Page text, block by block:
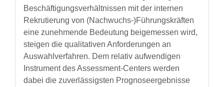
Beschäftigungsverhältnissen mit der internen
Rekrutierung von (Nachwuchs-)Führungskräften
eine zunehmende Bedeutung beigemessen wird,
steigen die qualitativen Anforderungen an
Auswahlverfahren. Dem relativ aufwendigen
Instrument des Assessment-Centers werden
dabei die zuverlässigsten Prognoseergebnisse